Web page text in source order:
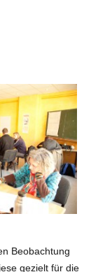
Beobachtung
gezielt für die